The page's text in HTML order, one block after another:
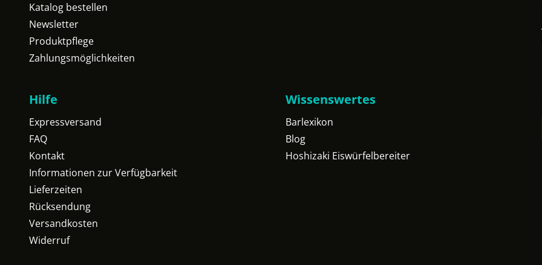
Katalog bestellen
Newsletter
Produktpflege
Zahlungsmöglichkeiten
Hilfe
Expressversand
FAQ
Kontakt
Informationen zur Verfügbarkeit
Lieferzeiten
Rücksendung
Versandkosten
Widerruf
Wissenswertes
Barlexikon
Blog
Hoshizaki Eiswürfelbereiter